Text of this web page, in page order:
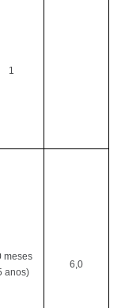
1
meses
anos)
6,0